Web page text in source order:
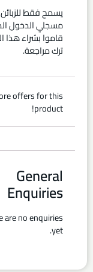
يسمح فقط للزبائن
مسجلي الدخول
قاموا بشراء هذا
ترك مراجعة.
offers for this
product!
General
Enquiries
are no enquiries
yet.